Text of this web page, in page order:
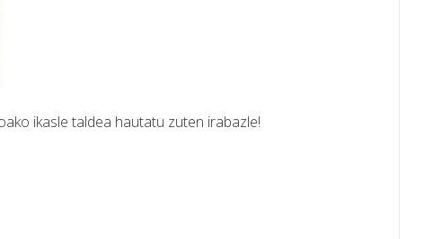
ikasle taldea hautatu zuten irabazle!